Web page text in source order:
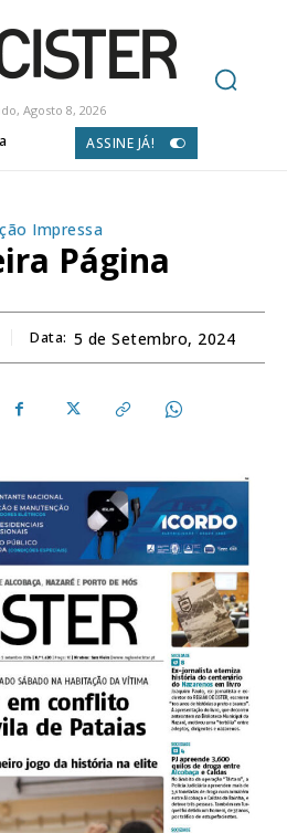
Agosto 8, 2026
ASSINE JÁ!
Impressa
Página
Data: 5 de Setembro, 2024